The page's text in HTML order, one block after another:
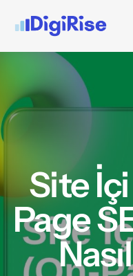
Site
Page